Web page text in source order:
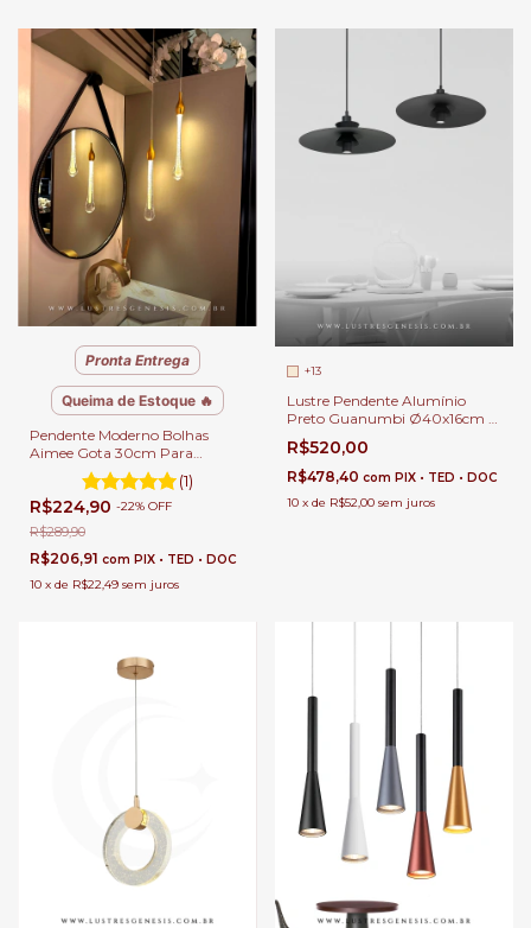
Pronta Entrega
Queima de Estoque 🔥
Pendente Moderno Bolhas
Aimee Gota 30cm Para
Quarto, Cabeceira de Cama,
Balcão, Banheiro e Lavabo.
(1)
R$224,90 -22% OFF
R$289,90
R$206,91 com PIX • TED • DOC
10 x de R$22,49 sem juros
+13
Lustre Pendente Alumínio
Preto Guanumbi Ø40x16cm 1x
MR11 GU10 Para Sala de Estar e
Jantar
R$520,00
R$478,40 com PIX • TED • DOC
10 x de R$52,00 sem juros